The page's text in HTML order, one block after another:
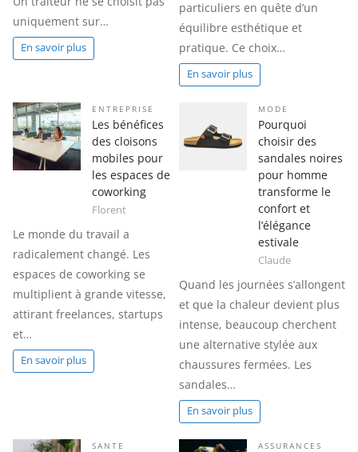
uniquement sur…
En savoir plus
particuliers en quête d’un
équilibre esthétique et
pratique. Ce choix…
En savoir plus
ENTREPRISE
Les bénéfices
des cloisons
mobiles pour
les espaces de
coworking
Florent
Le monde du travail a
radicalement changé. Les
espaces de coworking se
multiplient à grande vitesse,
attirant freelances, startups
et…
En savoir plus
MODE
Pourquoi
choisir des
sandales noires
pour homme
transforme le
confort et
l’élégance
estivale
Claude
Quand les journées s’allongent
et que la chaleur devient plus
intense, beaucoup cherchent
une alternative stylée aux
chaussures fermées. Les
sandales…
En savoir plus
SANTE ASSURANCES